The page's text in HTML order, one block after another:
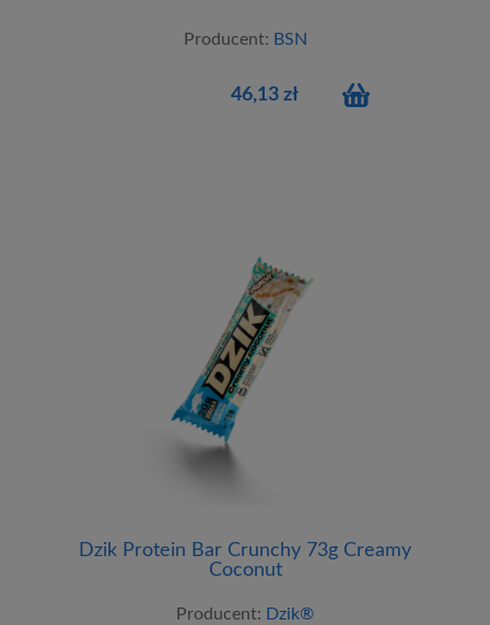
Producent: BSN
46,13 zł
Dzik Protein Bar Crunchy 73g Creamy
Coconut
Producent: Dzik®